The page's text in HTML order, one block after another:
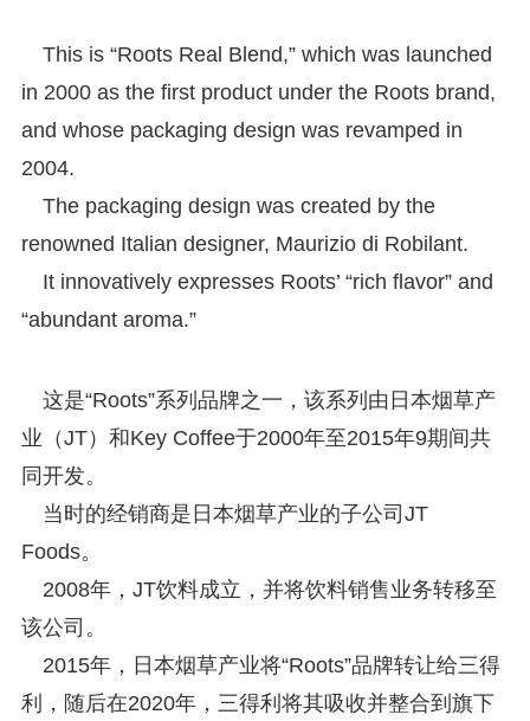
This is “Roots Real Blend,” which was launched
in 2000 as the first product under the Roots brand,
and whose packaging design was revamped in
2004.
The packaging design was created by the
renowned Italian designer, Maurizio di Robilant.
It innovatively expresses Roots’ “rich flavor” and
“abundant aroma.”
这是“Roots”系列品牌之一，该系列由日本烟草产
业（JT）和Key Coffee于2000年至2015年9期间共
同开发。
当时的经销商是日本烟草产业的子公司JT
Foods。
2008年，JT饮料成立，并将饮料销售业务转移至
该公司。
2015年，日本烟草产业将“Roots”品牌转让给三得
利，随后在2020年，三得利将其吸收并整合到旗下